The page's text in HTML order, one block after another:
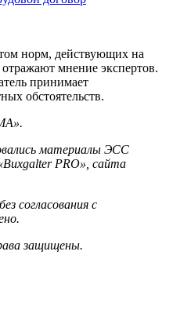
норм, действующих на
мнение экспертов.
принимает
обстоятельств.
материалы ЭСС
PRO», сайта
согласования с
защищены.